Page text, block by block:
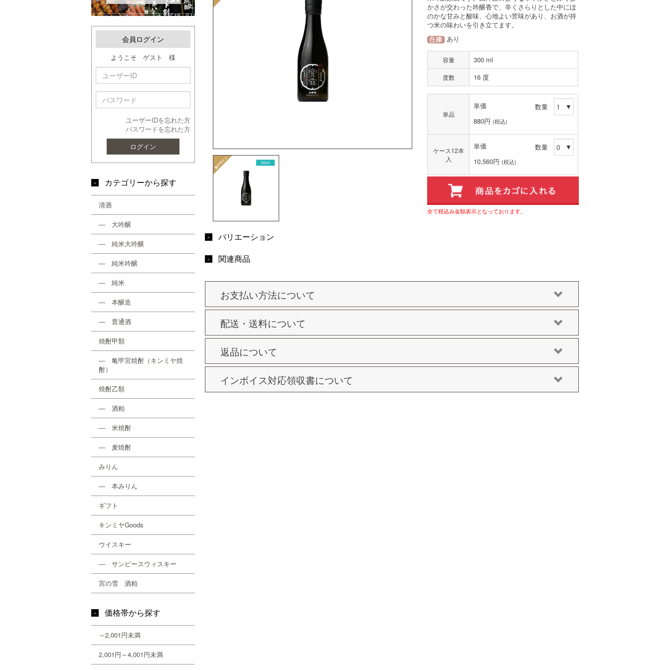
会員ログイン
ようこそ ゲスト 様
ユーザーIDを忘れた方
パスワードを忘れた方
ログイン
カテゴリーから探す
清酒
― 大吟醸
― 純米大吟醸
― 純米吟醸
― 純米
― 本醸造
― 普通酒
焼酎甲類
― 亀甲宮焼酎（キンミヤ焼
酎）
焼酎乙類
― 酒粕
― 米焼酎
― 麦焼酎
みりん
― 本みりん
ギフト
キンミヤGoods
ウイスキー
― サンピースウィスキー
宮の雪 酒粕
価格帯から探す
～2,001円未満
2,001円～4,001円未満
かさが交わった吟醸香で、辛くさらりとした中にほ
のかな甘みと酸味、心地よい苦味があり、お酒が持
つ米の味わいを引き立てます。
あり
容量 300 ml
度数 16 度
単品
単価
880円 (税込)
数量
ケース12本
入
単価
10,560円 (税込)
数量
全て税込み金額表示となっております。
バリエーション
関連商品
お支払い方法について
配送・送料について
返品について
インボイス対応領収書について